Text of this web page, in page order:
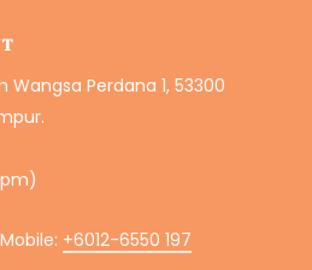
Wangsa Perdana 1, 53300
Mobile: +6012-6550 197